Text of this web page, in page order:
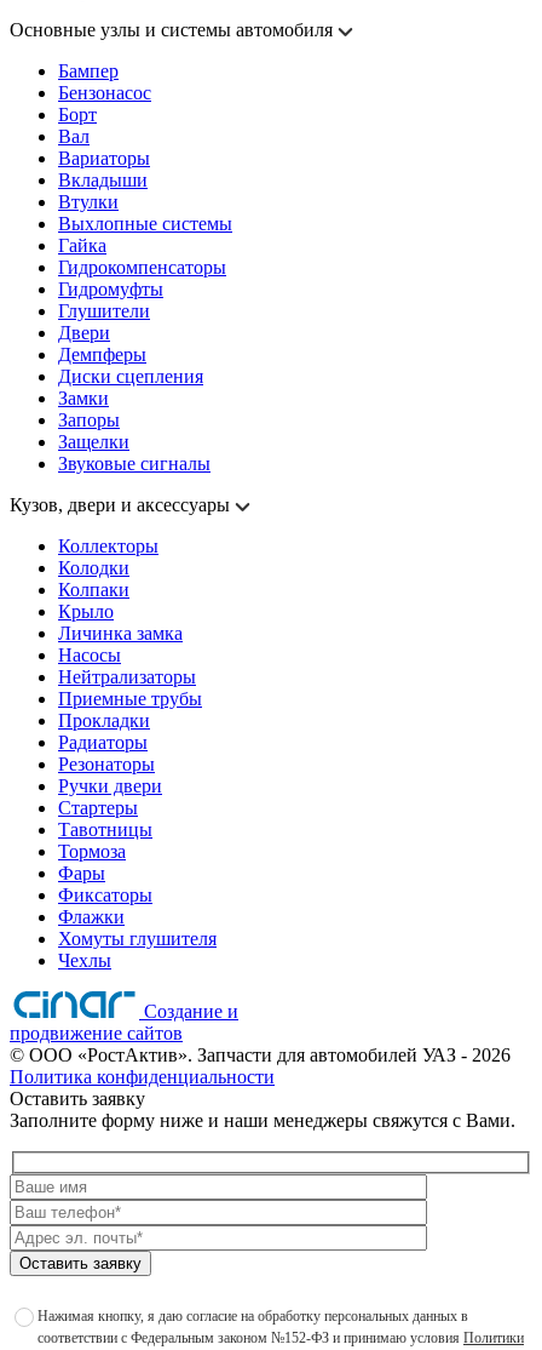
Основные узлы и системы автомобиля
Бампер
Бензонасос
Борт
Вал
Вариаторы
Вкладыши
Втулки
Выхлопные системы
Гайка
Гидрокомпенсаторы
Гидромуфты
Глушители
Двери
Демпферы
Диски сцепления
Замки
Запоры
Защелки
Звуковые сигналы
Кузов, двери и аксессуары
Коллекторы
Колодки
Колпаки
Крыло
Личинка замка
Насосы
Нейтрализаторы
Приемные трубы
Прокладки
Радиаторы
Резонаторы
Ручки двери
Стартеры
Тавотницы
Тормоза
Фары
Фиксаторы
Флажки
Хомуты глушителя
Чехлы
Создание и
продвижение сайтов
© ООО «РостАктив». Запчасти для автомобилей УАЗ - 2026
Политика конфиденциальности
Оставить заявку
Заполните форму ниже и наши менеджеры свяжутся с Вами.
Оставить заявку
Нажимая кнопку, я даю согласие на обработку персональных данных в
соответствии с Федеральным законом №152-ФЗ и принимаю условия Политики